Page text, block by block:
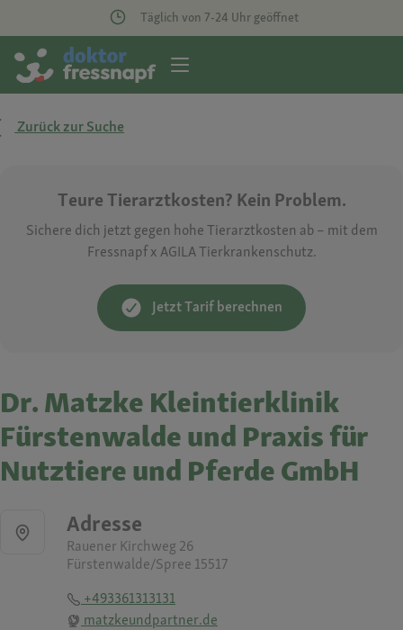
Täglich von 7-24 Uhr geöffnet
Zurück zur Suche
Teure Tierarztkosten? Kein Problem.
Sichere dich jetzt gegen hohe Tierarztkosten ab – mit dem
Fressnapf x AGILA Tierkrankenschutz.
Jetzt Tarif berechnen
Dr. Matzke Kleintierklinik
Fürstenwalde und Praxis für
Nutztiere und Pferde GmbH
Adresse
Rauener Kirchweg 26
Fürstenwalde/Spree 15517
+493361313131
matzkeundpartner.de